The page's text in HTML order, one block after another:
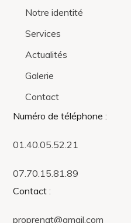
Notre identité
Services
Actualités
Galerie
Contact
Numéro de téléphone :
01.40.05.52.21
07.70.15.81.89
Contact :
proprenat@gmail.com